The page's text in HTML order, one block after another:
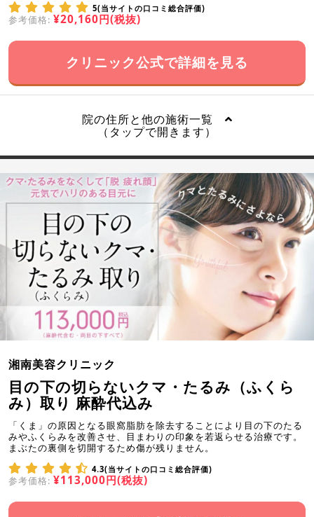
5(当サイトの口コミ総合評価)
参考価格: ¥20,160円(税抜)
クリニック公式で詳細を見る
院の住所と他の施術一覧
（タップで開きます）
湘南美容クリニック
目の下の切らないクマ・たるみ（ふくら
み）取り 麻酔代込み
「くま」の原因となる眼窩脂肪を除去することにより目の下のたる
みやふくらみを改善させ、目まわりの印象を若返らせる治療です。
まぶたの裏側を切開するため傷が残りません。
4.3(当サイトの口コミ総合評価)
参考価格: ¥113,000円(税抜)